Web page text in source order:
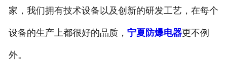
宁夏路桥机具配件
宁夏路桥起重配件
家，我们拥有技术设备以及创新的研发工艺，在每个
设备的生产上都很好的品质， 宁夏防爆电器更不例
外。